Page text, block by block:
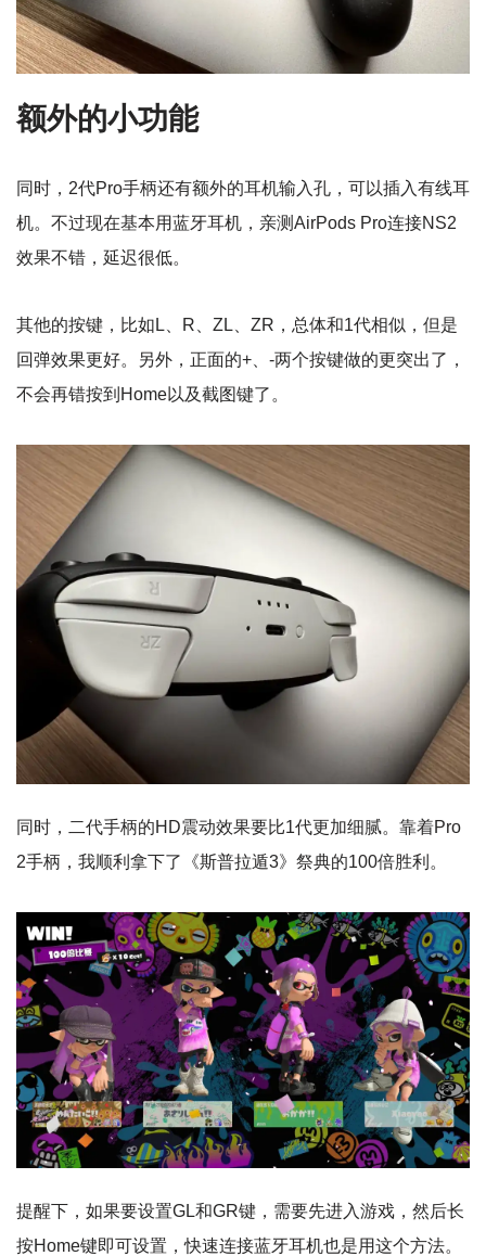
额外的小功能
同时，2代Pro手柄还有额外的耳机输入孔，可以插入有线耳
机。不过现在基本用蓝牙耳机，亲测AirPods Pro连接NS2
效果不错，延迟很低。
其他的按键，比如L、R、ZL、ZR，总体和1代相似，但是
回弹效果更好。另外，正面的+、-两个按键做的更突出了，
不会再错按到Home以及截图键了。
同时，二代手柄的HD震动效果要比1代更加细腻。靠着Pro
2手柄，我顺利拿下了《斯普拉遁3》祭典的100倍胜利。
提醒下，如果要设置GL和GR键，需要先进入游戏，然后长
按Home键即可设置，快速连接蓝牙耳机也是用这个方法。